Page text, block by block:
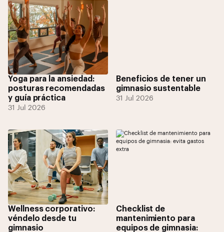
Yoga para la ansiedad:
posturas recomendadas
y guía práctica
31 Jul 2026
Beneficios de tener un
gimnasio sustentable
31 Jul 2026
Wellness corporativo:
véndelo desde tu
gimnasio
Checklist de
mantenimiento para
equipos de gimnasia: